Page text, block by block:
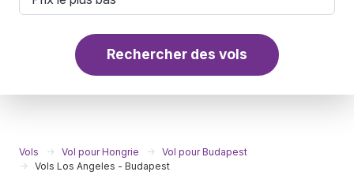
Rechercher des vols
Vols Vol pour Hongrie
Vol pour Budapest
Vols Los Angeles - Budapest